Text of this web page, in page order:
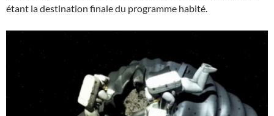
étant la destination finale du programme habité.